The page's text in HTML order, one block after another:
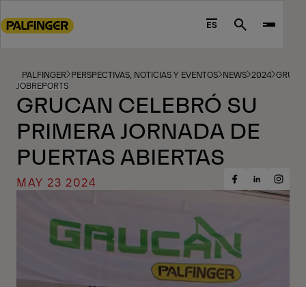
to
footer
content
ES Search
PALFINGER PERSPECTIVAS, NOTICIAS Y EVENTOS NEWS 2024
JOBREPORTS
GRUCAN CELEBRÓ SU
PRIMERA JORNADA DE
PUERTAS ABIERTAS
MAY 23 2024
Share
on
Share
on
Share
on